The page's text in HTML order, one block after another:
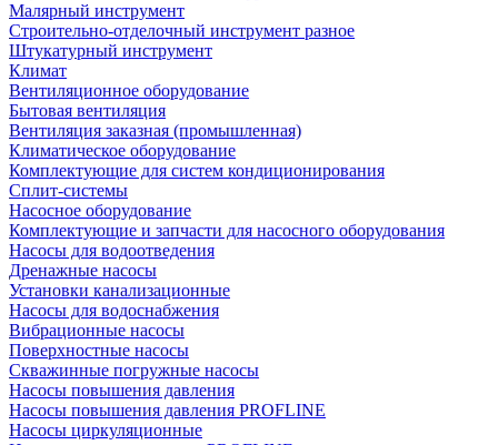
Малярный инструмент
Строительно-отделочный инструмент разное
Штукатурный инструмент
Климат
Вентиляционное оборудование
Бытовая вентиляция
Вентиляция заказная (промышленная)
Климатическое оборудование
Комплектующие для систем кондиционирования
Сплит-системы
Насосное оборудование
Комплектующие и запчасти для насосного оборудования
Насосы для водоотведения
Дренажные насосы
Установки канализационные
Насосы для водоснабжения
Вибрационные насосы
Поверхностные насосы
Скважинные погружные насосы
Насосы повышения давления
Насосы повышения давления PROFLINE
Насосы циркуляционные